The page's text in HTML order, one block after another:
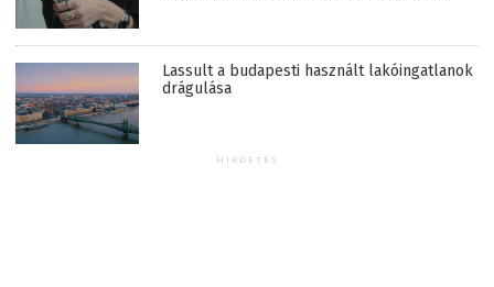
Lassult a budapesti használt lakóingatlanok
drágulása
HIRDETÉS